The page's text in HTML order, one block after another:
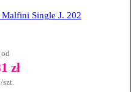
Single J. 202
zł
szt.